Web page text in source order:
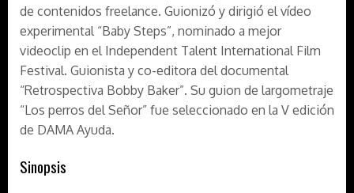
de contenidos freelance. Guionizó y dirigió el vídeo
experimental “Baby Steps”, nominado a mejor
videoclip en el Independent Talent International Film
Festival. Guionista y co-editora del documental
“Retrospectiva Bobby Baker”. Su guion de largometraje
“Los perros del Señor” fue seleccionado en la V edición
de DAMA Ayuda.
Sinopsis